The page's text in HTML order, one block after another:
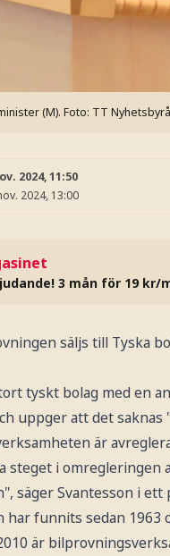
(M). Foto: TT
2024, 11:50
2024, 13:00
3 mån för 19 kr/
säljs till Tyska
tyskt bolag med en
uppger att det
är
steget i omregleringen
säger Svantesson i ett
har funnits sedan 1963
är